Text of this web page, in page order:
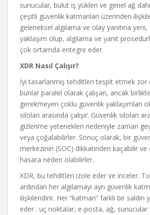
sunucular, bulut iş yükleri ve genel ağ
çeşitli güvenlik katmanları üzerinden
geleneksel algılama ve olay yanıtına
yaklaşım olup, algılama ve yanıt
çok ortamda entegre eder.
XDR Nasıl Çalışır?
İyi tasarlanmış tehditleri tespit etmek zor
bunlar paralel olarak çalışan, ancak birlikte
gerekmeyen çoklu güvenlik yaklaşımları
siloları arasında çalışır. Güvenlik siloları
gizlenme yetenekleri nedeniyle zaman
veya çoğalabilirler. Sonuç olarak, bir
merkezinin (SOC) dikkatinden kaçabilir ve
hasara neden olabilirler.
XDR, bu tehditleri izole eder ve inceler.
ardından her algılamayı ayrı güvenlik
ilişkilendirir. Her “katman” farklı bir saldırı
eder : uç noktalar, e-posta, ağ, sunucular